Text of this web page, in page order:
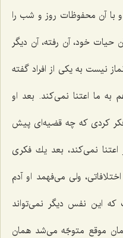
با آن محفوظات روز و شب را
حیات خود، آن رفته، آن دیگر
نیست به یكی از افراد گفته
ما اعتنا نمی‌كند. بعد او
كردی كه چه قضیه‌ای پیش
نمی‌كند، بعد یك فكری
ولی می‌فهمد او آدم
این نفس دیگر نمی‌تواند
موقع متوجّه می‌شد همان